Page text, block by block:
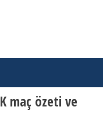
maç özeti ve